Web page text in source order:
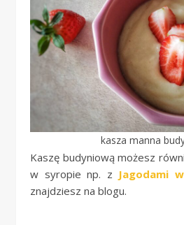
kasza manna
Kaszę budyniową możesz
w syropie np. z Jagodami
znajdziesz na blogu.